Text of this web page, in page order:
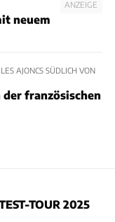
ANZEIGE
neuem
AJONCS SÜDLICH VON
französischen
TOUR 2025